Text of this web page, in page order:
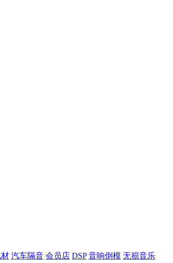
汽车隔音 会员店 DSP 音响倒模 无损音乐